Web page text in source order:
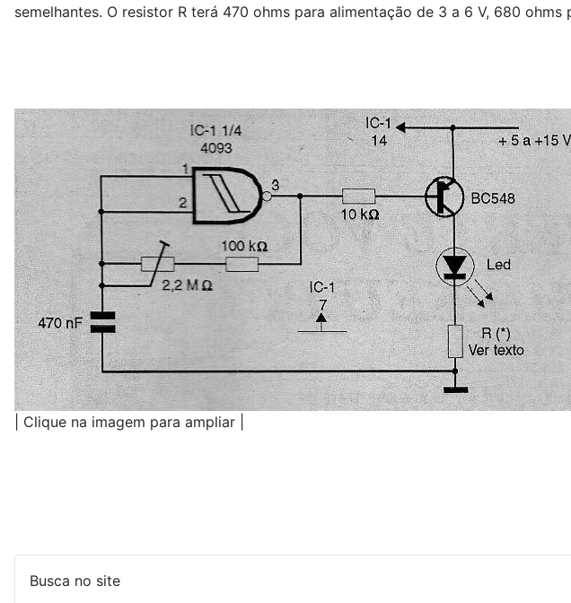
semelhantes. O resistor R terá 470 ohms para alimentação de 3 a 6 V, 680
| Clique na imagem para ampliar |
Busca no site